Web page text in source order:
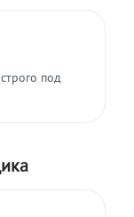
под